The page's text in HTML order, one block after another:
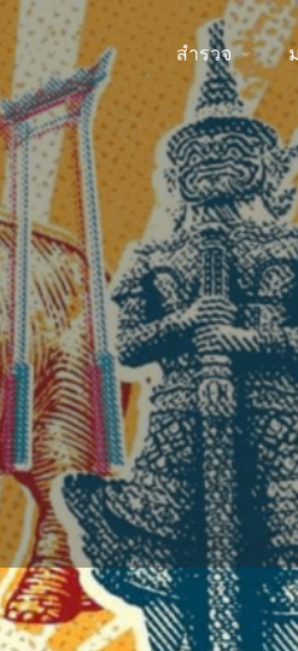
สำรวจ
บทวิจารณ์ 0